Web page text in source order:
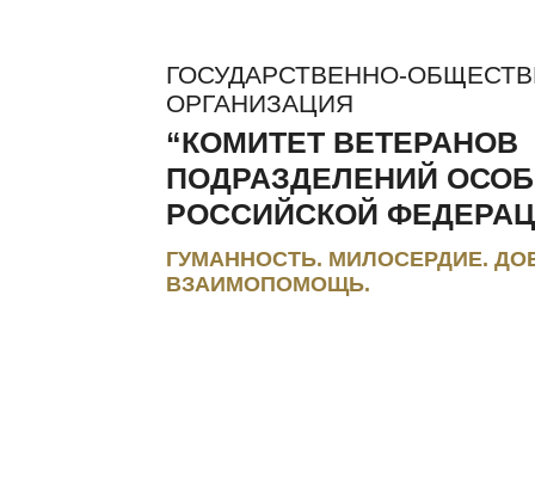
ГОСУДАРСТВЕННО-
ОРГАНИЗАЦИЯ
“КОМИТЕТ ВЕТЕРАНОВ
ПОДРАЗДЕЛЕНИЙ
РОССИЙСКОЙ
ГУМАННОСТЬ. МИЛОСЕРДИЕ.
ВЗАИМОПОМОЩЬ.